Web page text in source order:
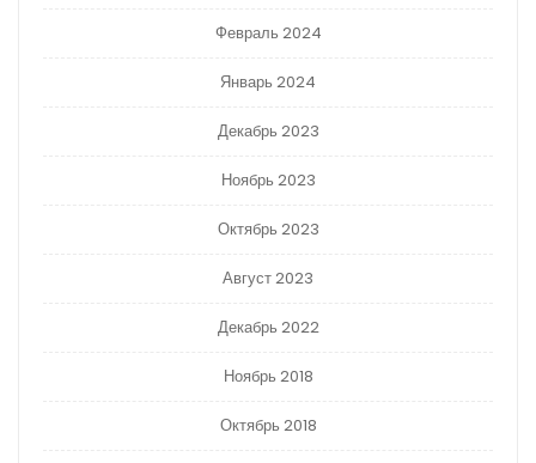
Февраль 2024
Январь 2024
Декабрь 2023
Ноябрь 2023
Октябрь 2023
Август 2023
Декабрь 2022
Ноябрь 2018
Октябрь 2018